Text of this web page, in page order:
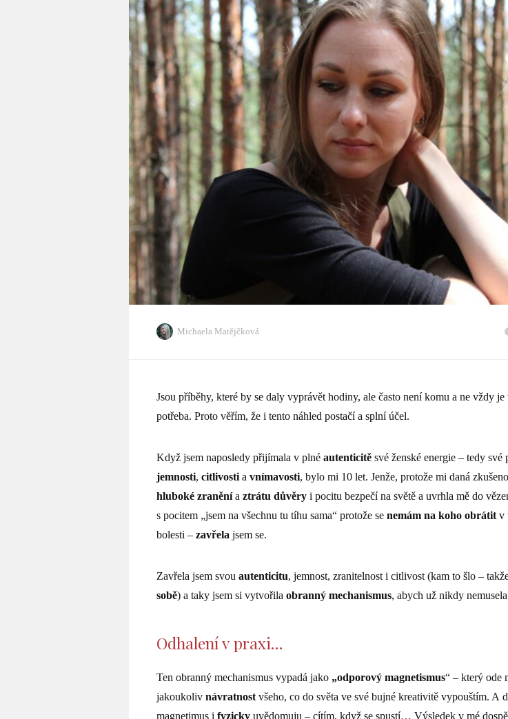
Michaela Matějčková
Jsou příběhy, které by se daly vyprávět hodiny, ale často není komu a ne vždy je
potřeba. Proto věřím, že i tento náhled postačí a splní účel.
Když jsem naposledy přijímala v plné autenticitě své ženské energie – tedy své
jemnosti, citlivosti a vnímavosti, bylo mi 10 let. Jenže, protože mi daná
hluboké zraněnía ztrátu důvěry i pocitu bezpečí na světě a uvrhla mě do
s pocitem „jsem na všechnu tu tíhu sama“ protože se nemám na koho obrátit v
bolesti – zavřela jsem se.
Zavřela jsem svou autenticitu, jemnost, zranitelnost i citlivost (kam to šlo –
sobě) a taky jsem si vytvořila obranný mechanismus, abych už nikdy
Odhalení v praxi…
Ten obranný mechanismus vypadá jako „odporový magnetismus“ – který ode
jakoukoliv návratnost všeho, co do světa ve své bujné kreativitě vypouštím. A
magnetimus i fyzicky uvědomuju – cítím, když se spustí… Výsledek v mé